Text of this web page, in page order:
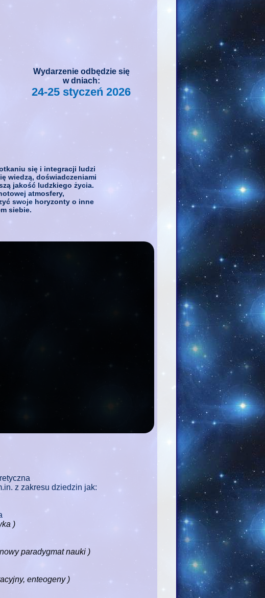
Wydarzenie odbędzie się
w dniach:
24-25 styczeń 2026
się i integracji ludzi
wiedzą, doświadczeniami
jakość ludzkiego życia.
atmosfery,
swoje horyzonty o inne
siebie.
z zakresu dziedzin jak:
)
paradygmat nauki )
enteogeny )